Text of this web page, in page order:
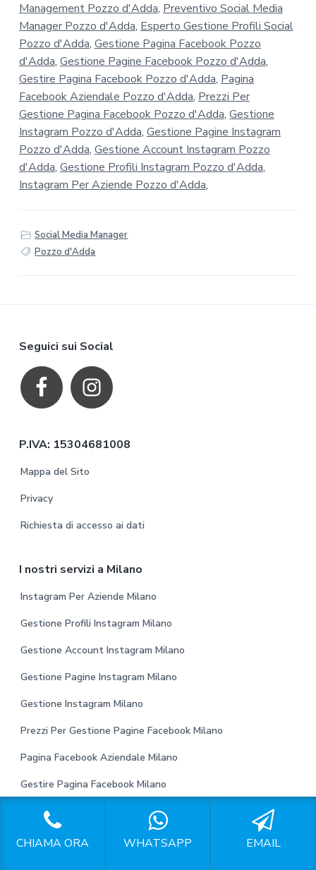
Management Pozzo d'Adda, Preventivo Social Media
Manager Pozzo d'Adda, Esperto Gestione Profili Social
Pozzo d'Adda, Gestione Pagina Facebook Pozzo
d'Adda, Gestione Pagine Facebook Pozzo d'Adda,
Gestire Pagina Facebook Pozzo d'Adda, Pagina
Facebook Aziendale Pozzo d'Adda, Prezzi Per
Gestione Pagina Facebook Pozzo d'Adda, Gestione
Instagram Pozzo d'Adda, Gestione Pagine Instagram
Pozzo d'Adda, Gestione Account Instagram Pozzo
d'Adda, Gestione Profili Instagram Pozzo d'Adda,
Instagram Per Aziende Pozzo d'Adda,
Social Media Manager
Pozzo d'Adda
Seguici sui Social
P.IVA: 15304681008
Mappa del Sito
Privacy
Richiesta di accesso ai dati
I nostri servizi a Milano
Instagram Per Aziende Milano
Gestione Profili Instagram Milano
Gestione Account Instagram Milano
Gestione Pagine Instagram Milano
Gestione Instagram Milano
Prezzi Per Gestione Pagine Facebook Milano
Pagina Facebook Aziendale Milano
Gestire Pagina Facebook Milano
Gestione Pagine Facebook Milano
Gestione Pagina Facebook Milano
CHIAMA ORA WHATSAPP EMAIL